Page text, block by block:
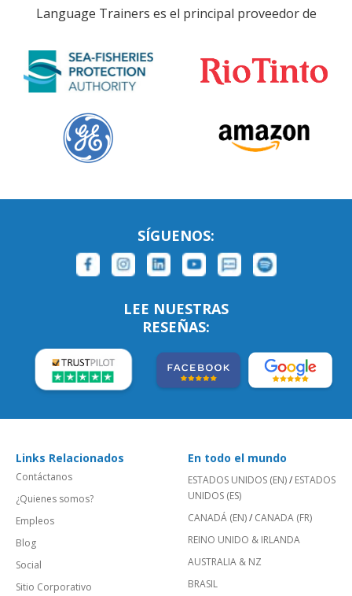
Language Trainers es el principal proveedor de
SÍGUENOS:
LEE NUESTRAS
RESEÑAS:
Links Relacionados
Contáctanos
¿Quienes somos?
Empleos
Blog
Social
Sitio Corporativo
En todo el mundo
ESTADOS UNIDOS (EN)/ ESTADOS
UNIDOS (ES)
CANADÁ (EN)/ CANADA (FR)
REINO UNIDO & IRLANDA
AUSTRALIA & NZ
BRASIL